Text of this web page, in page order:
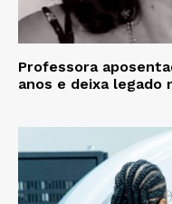
Professora
anos e deixa legado